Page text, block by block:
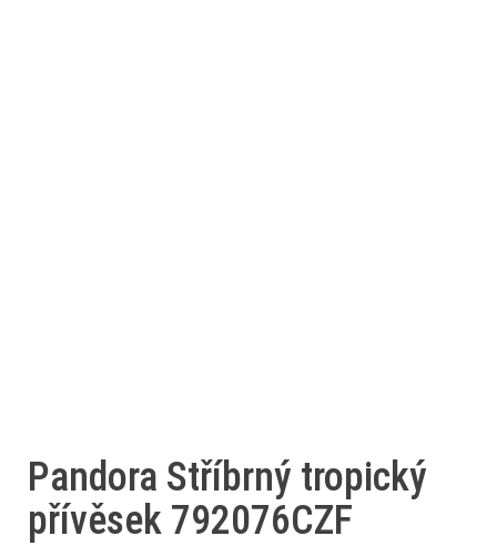
Pandora Stříbrný tropický
přívěsek 792076CZF